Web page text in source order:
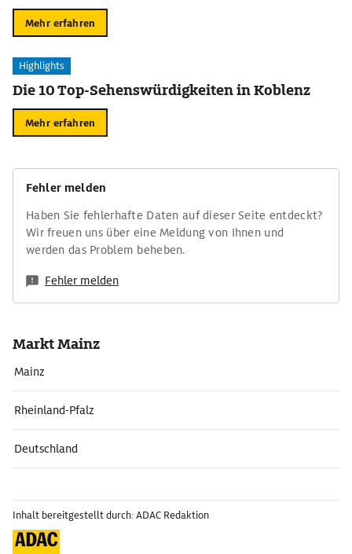
Mehr erfahren
Highlights
Die 10 Top-Sehenswürdigkeiten in Koblenz
Mehr erfahren
Fehler melden
Haben Sie fehlerhafte Daten auf dieser Seite entdeckt?
Wir freuen uns über eine Meldung von Ihnen und
werden das Problem beheben.
Fehler melden
Markt Mainz
Mainz
Rheinland-Pfalz
Deutschland
Inhalt bereitgestellt durch: ADAC Redaktion